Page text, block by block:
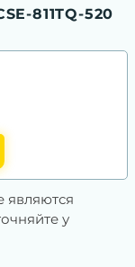
811TQ-520
являются
у